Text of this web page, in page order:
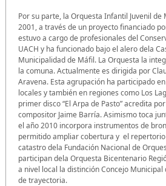
Por su parte, la Orquesta Infantil Juvenil
2001, a través de un proyecto financiado
estuvo a cargo de profesionales del
UACH y ha funcionado bajo el alero dela
Municipalidad de Máfil. La Orquesta la
la comuna. Actualmente es dirigida por
Aravena. Esta agrupación ha participado
locales y también en regiones como Los
primer disco “El Arpa de Pasto” acredita
compositor Jaime Barría. Asimismo toca
el año 2010 incorpora instrumentos de
permitido ampliar cobertura y el
catastro dela Fundación Nacional de
participan dela Orquesta Bicentenario
a nivel local la distinción Concejo
de trayectoria.